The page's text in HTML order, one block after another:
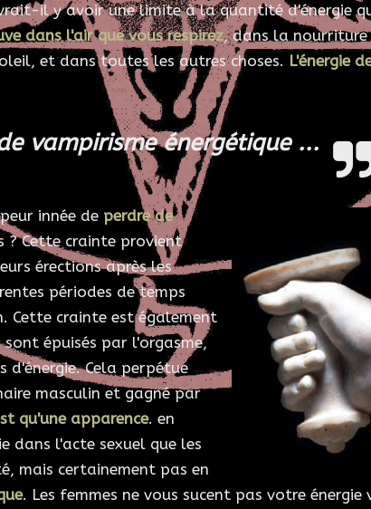
il y avoir une limite à la quantité d'énergie
dans l'air que vous respirez, dans la nourriture
et dans toutes les autres choses. L'énergie
vampirisme énergétique ...
innée de perdre de
Cette crainte provient
érections après les
périodes de temps
Cette crainte est également
épuisés par l'orgasme,
Cela perpétue
masculin et gagné par
qu'une apparence. en
l'acte sexuel que les
mais certainement pas en
. Les femmes ne vous sucent pas votre